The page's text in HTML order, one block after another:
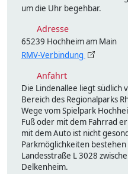
um die Uhr begehbar.
Adresse
65239 Hochheim am Main
RMV-Verbindung
Anfahrt
Die Lindenallee liegt südlich
Bereich des Regionalparks
Wege vom Spielpark
Fuß oder mit dem Fahrrad
mit dem Auto ist nicht
Parkmöglichkeiten
Landesstraße L 3028
Delkenheim.